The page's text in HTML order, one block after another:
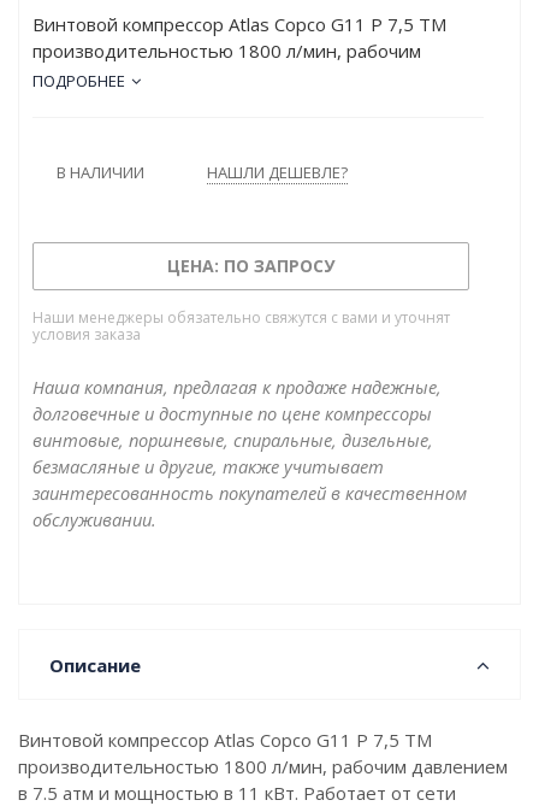
Винтовой компрессор Atlas Copco G11 P 7,5 TM
производительностью 1800 л/мин, рабочим
давлением в 7.5 атм и мощностью в 11 кВт.
ПОДРОБНЕЕ
В НАЛИЧИИ НАШЛИ ДЕШЕВЛЕ?
ЦЕНА: ПО ЗАПРОСУ
Наши менеджеры обязательно свяжутся с вами и уточнят
условия заказа
Наша компания, предлагая к продаже надежные,
долговечные и доступные по цене компрессоры
винтовые, поршневые, спиральные, дизельные,
безмасляные и другие, также учитывает
заинтересованность покупателей в качественном
обслуживании.
Описание
Винтовой компрессор Atlas Copco G11 P 7,5 TM
производительностью 1800 л/мин, рабочим давлением
в 7.5 атм и мощностью в 11 кВт. Работает от сети